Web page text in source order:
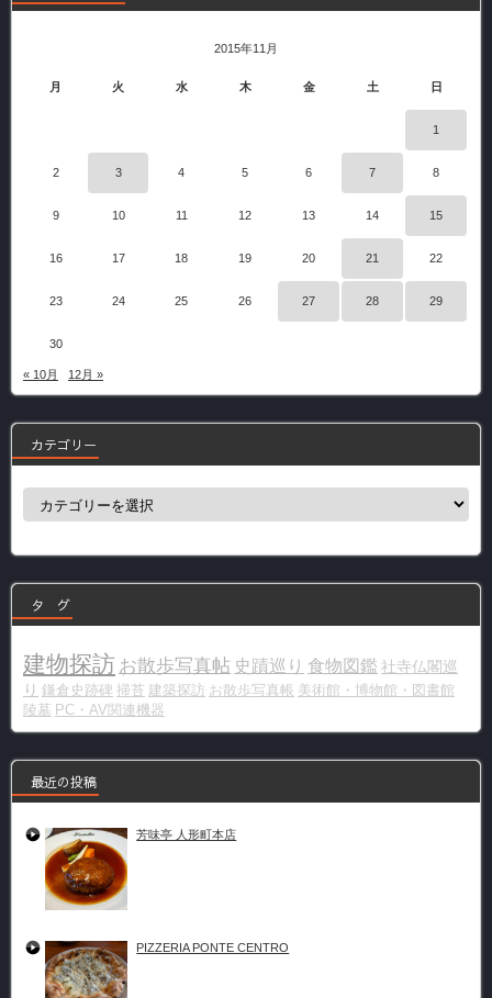
2015年11月
月 火 水 木 金 土 日
1
2 3 4 5 6 7 8
9 10 11 12 13 14 15
16 17 18 19 20 21 22
23 24 25 26 27 28 29
30
« 10月 12月 »
カテゴリー
カ
ー
タ グ
建物探訪 お散歩写真帖 史蹟巡り 食物図鑑 社寺仏閣巡
り 鎌倉史跡碑 掃苔 建築探訪 お散歩写真帳 美術館・博物館・図書館
陵墓 PC・AV関連機器
最近の投稿
芳味亭 人形町本店
PIZZERIA PONTE CENTRO